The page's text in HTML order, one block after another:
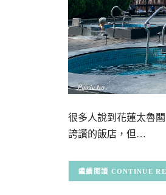
很多人說到花蓮太魯
誇讚的飯店，但…
CONTINUE